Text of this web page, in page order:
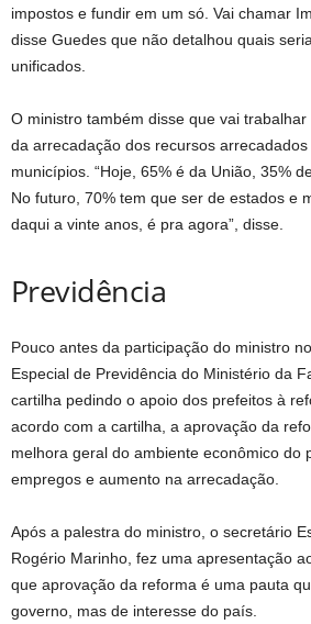
impostos e fundir em um só. Vai chamar
disse Guedes que não detalhou quais
unificados.
O ministro também disse que vai
da arrecadação dos recursos
municípios. “Hoje, 65% é da União, 35%
No futuro, 70% tem que ser de estados e
daqui a vinte anos, é pra agora”, disse.
Previdência
Pouco antes da participação do ministro
Especial de Previdência do Ministério da
cartilha pedindo o apoio dos prefeitos à
acordo com a cartilha, a aprovação da
melhora geral do ambiente econômico do
empregos e aumento na arrecadação.
Após a palestra do ministro, o secretário
Rogério Marinho, fez uma apresentação
que aprovação da reforma é uma pauta
governo, mas de interesse do país.